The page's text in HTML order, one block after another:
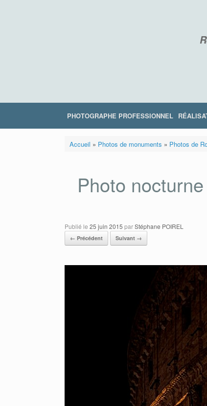
PHOTOGRAPHE PROFESSIONNEL
Accueil » Photos de monuments » Photos de
Photo
Publié le 25 juin 2015 parStéphane POIREL
← Précédent Suivant →